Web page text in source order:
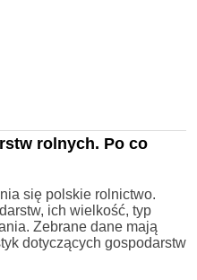
rolnych. Po co
się polskie rolnictwo.
ich wielkość, typ
Zebrane dane mają
dotyczących gospodarstw